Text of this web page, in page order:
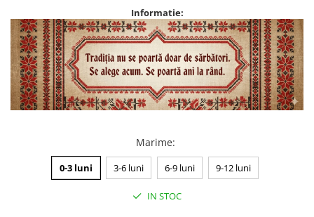
Informatie:
Marime:
0-3 luni 3-6 luni 6-9 luni 9-12 luni
IN STOC